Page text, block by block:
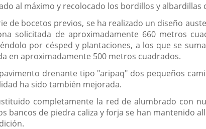
al máximo y recolocado los bordillos y
de bocetos previos, se ha realizado un diseño
solicitada de aproximadamente 660 metros
por césped y plantaciones, a los que se
en aproximadamente 500 metros cuadrados.
drenante tipo "aripaq" dos pequeños
ha sido también mejorada.
completamente la red de alumbrado con
bancos de piedra caliza y forja se han mantenido